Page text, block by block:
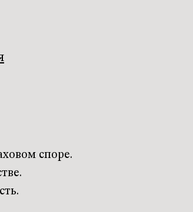
споре.